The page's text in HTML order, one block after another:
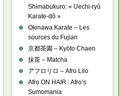
Shimabukuro: « Uechi-ryû
Karate-dô »
Okinawa Karate – Les
sources du Fujian
京都茶園 – Kyōto Chaen
抹茶 – Matcha
アフロリロ – Afro Lilo
Afro ON HAIR : Afro’s
Sumomania